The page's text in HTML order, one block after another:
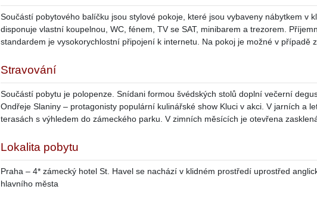
Součástí pobytového balíčku jsou stylové pokoje, které jsou vybaveny nábytkem v
disponuje vlastní koupelnou, WC, fénem, TV se SAT, minibarem a trezorem.
standardem je vysokorychlostní připojení k internetu. Na pokoj je možné v případě
Stravování
Součástí pobytu je polopenze. Snídani formou švédských stolů doplní večerní
Ondřeje Slaniny – protagonisty populární kulinářské show Kluci v akci. V jarních a
terasách s výhledem do zámeckého parku. V zimních měsících je otevřena
Lokalita pobytu
Praha – 4* zámecký hotel St. Havel se nachází v klidném prostředí uprostřed
hlavního města